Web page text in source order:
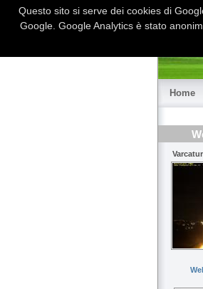
Home
Questo sito si serve dei cookies di
Google. Google Analytics è stato